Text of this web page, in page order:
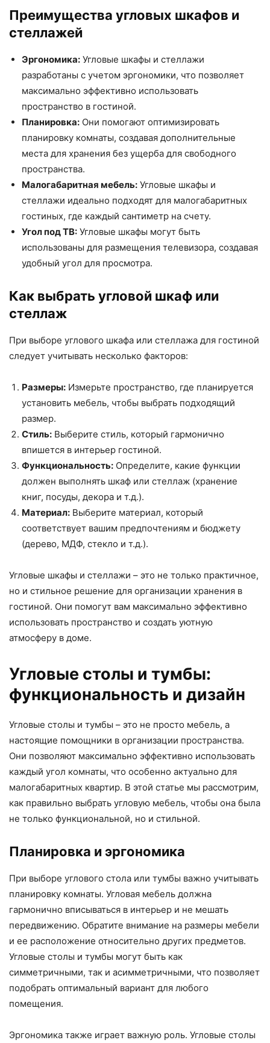
Преимущества угловых шкафов и
стеллажей
Эргономика: Угловые шкафы и стеллажи
разработаны с учетом эргономики, что позволяет
максимально эффективно использовать
пространство в гостиной.
Планировка: Они помогают оптимизировать
планировку комнаты, создавая дополнительные
места для хранения без ущерба для свободного
пространства.
Малогабаритная мебель: Угловые шкафы и
стеллажи идеально подходят для малогабаритных
гостиных, где каждый сантиметр на счету.
Угол под ТВ: Угловые шкафы могут быть
использованы для размещения телевизора, создавая
удобный угол для просмотра.
Как выбрать угловой шкаф или
стеллаж
При выборе углового шкафа или стеллажа для гостиной
следует учитывать несколько факторов:
Размеры: Измерьте пространство, где планируется
установить мебель, чтобы выбрать подходящий
размер.
Стиль: Выберите стиль, который гармонично
впишется в интерьер гостиной.
Функциональность: Определите, какие функции
должен выполнять шкаф или стеллаж (хранение
книг, посуды, декора и т.д.).
Материал: Выберите материал, который
соответствует вашим предпочтениям и бюджету
(дерево, МДФ, стекло и т.д.).
Угловые шкафы и стеллажи – это не только практичное,
но и стильное решение для организации хранения в
гостиной. Они помогут вам максимально эффективно
использовать пространство и создать уютную
атмосферу в доме.
Угловые столы и тумбы:
функциональность и дизайн
Угловые столы и тумбы – это не просто мебель, а
настоящие помощники в организации пространства.
Они позволяют максимально эффективно использовать
каждый угол комнаты, что особенно актуально для
малогабаритных квартир. В этой статье мы рассмотрим,
как правильно выбрать угловую мебель, чтобы она была
не только функциональной, но и стильной.
Планировка и эргономика
При выборе углового стола или тумбы важно учитывать
планировку комнаты. Угловая мебель должна
гармонично вписываться в интерьер и не мешать
передвижению. Обратите внимание на размеры мебели
и ее расположение относительно других предметов.
Угловые столы и тумбы могут быть как
симметричными, так и асимметричными, что позволяет
подобрать оптимальный вариант для любого
помещения.
Эргономика также играет важную роль. Угловые столы